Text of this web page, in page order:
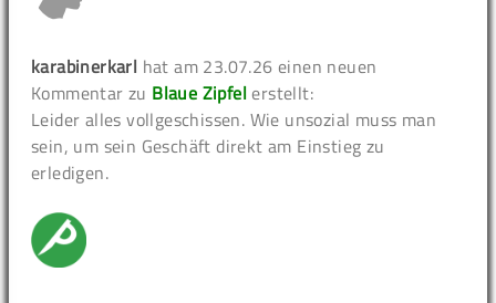
karabinerkarl hat am 23.07.26 einen neuen
Kommentar zu Blaue Zipfelerstellt:
Leider alles vollgeschissen. Wie unsozial muss man
sein, um sein Geschäft direkt am Einstieg zu
erledigen.